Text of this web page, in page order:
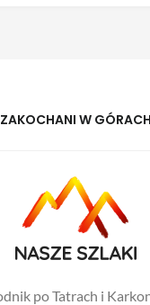
ZAKOCHANI W GÓRACH
po Tatrach i